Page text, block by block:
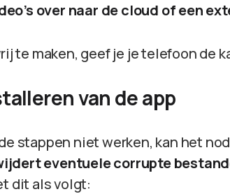
over naar de cloud of een
te maken, geef je je telefoon de
van de app
stappen niet werken, kan het
eventuele corrupte
dit als volgt: